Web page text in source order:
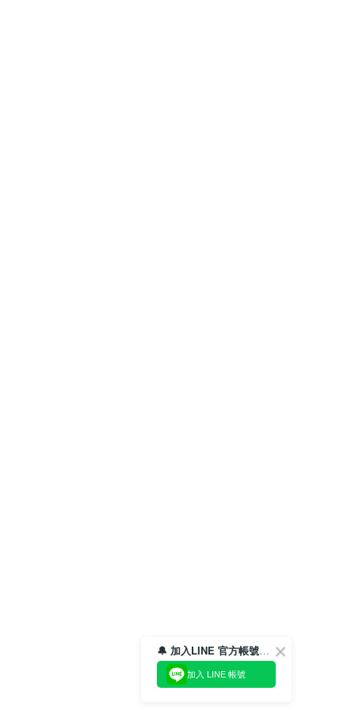
🔔 加入LINE 官方帳號，領取$100折價券！
加入 LINE 帳號